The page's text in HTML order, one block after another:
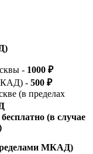
- 1000 ₽
- 500 ₽
(в пределах
бесплатно (в случае
МКАД)